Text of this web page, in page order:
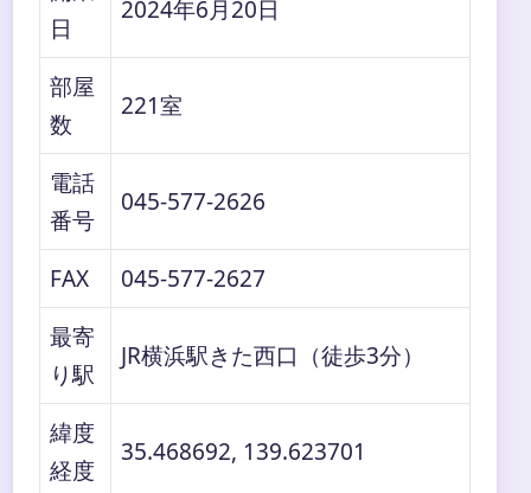
日
2024年6月20日
部屋
数
221室
電話
番号
045-577-2626
FAX
045-577-2627
最寄
り駅
JR横浜駅きた西口（徒歩3分）
緯度
経度
35.468692, 139.623701